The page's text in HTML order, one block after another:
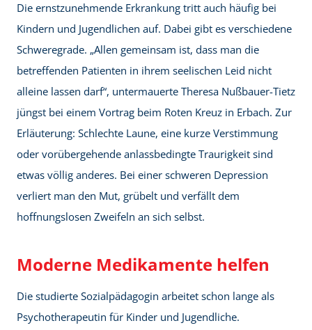
Die ernstzunehmende Erkrankung tritt auch häufig bei
Kindern und Jugendlichen auf. Dabei gibt es verschiedene
Schweregrade. „Allen gemeinsam ist, dass man die
betreffenden Patienten in ihrem seelischen Leid nicht
alleine lassen darf“, untermauerte Theresa Nußbauer-Tietz
jüngst bei einem Vortrag beim Roten Kreuz in Erbach. Zur
Erläuterung: Schlechte Laune, eine kurze Verstimmung
oder vorübergehende anlassbedingte Traurigkeit sind
etwas völlig anderes. Bei einer schweren Depression
verliert man den Mut, grübelt und verfällt dem
hoffnungslosen Zweifeln an sich selbst.
Moderne Medikamente helfen
Die studierte Sozialpädagogin arbeitet schon lange als
Psychotherapeutin für Kinder und Jugendliche.